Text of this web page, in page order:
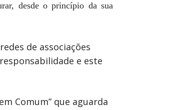
desde o princípio da sua
de associações
e este
Comum” que aguarda